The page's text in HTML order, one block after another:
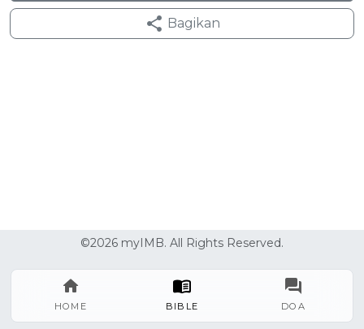
HOME BIBLE DOA
Bagikan
©2026 myIMB. All Rights Reserved.